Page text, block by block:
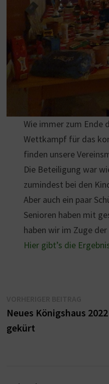
Wie immer zum Ende
Wettkampf für das
finden unsere
Die Beteiligung war
zumindest bei den
Aber auch ein paar
Senioren haben mit
haben wir im Zuge
Hier gibt’s die
Beitrag:
Neues Königshaus 2022
gekürt